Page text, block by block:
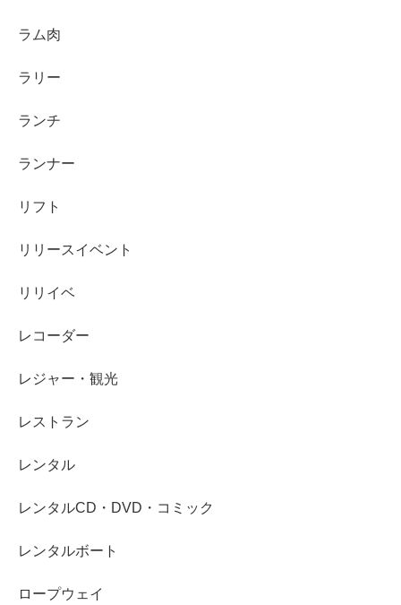
ラム肉
ラリー
ランチ
ランナー
リフト
リリースイベント
リリイベ
レコーダー
レジャー・観光
レストラン
レンタル
レンタルCD・DVD・コミック
レンタルボート
ロープウェイ